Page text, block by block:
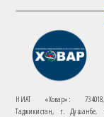
НИАТ «Ховар»:
Таджикистан, г. Душанбе,